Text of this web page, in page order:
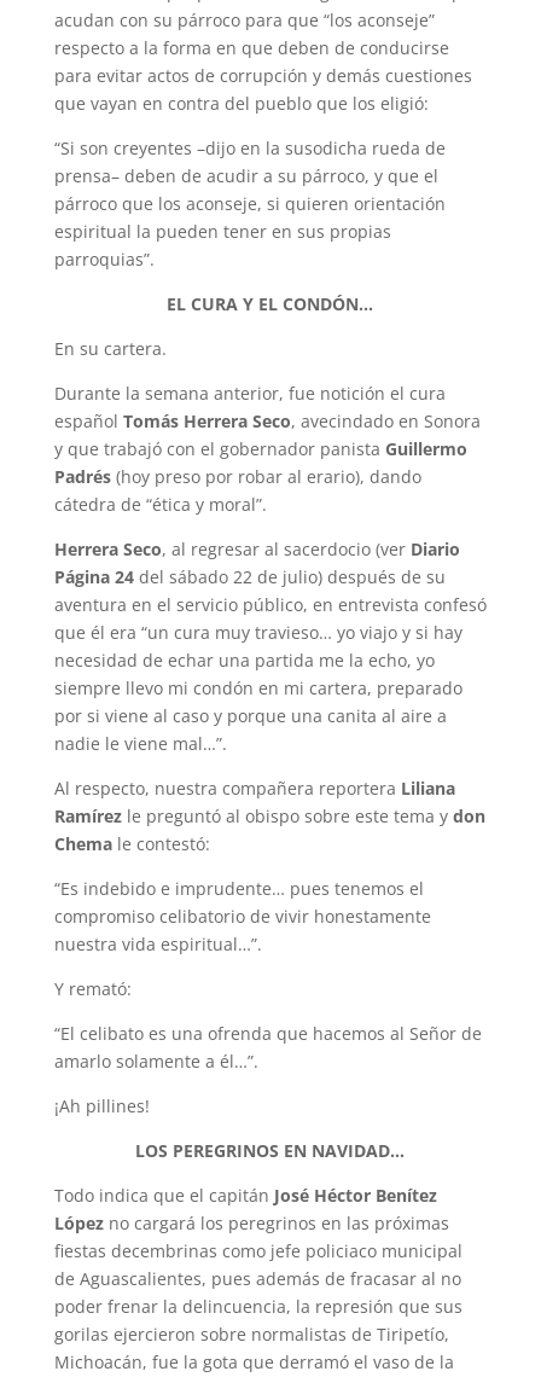
acudan con su párroco para que “los aconseje”
respecto a la forma en que deben de conducirse
para evitar actos de corrupción y demás cuestiones
que vayan en contra del pueblo que los eligió:
“Si son creyentes –dijo en la susodicha rueda de
prensa– deben de acudir a su párroco, y que el
párroco que los aconseje, si quieren orientación
espiritual la pueden tener en sus propias
parroquias”.
EL CURA Y EL CONDÓN…
En su cartera.
Durante la semana anterior, fue notición el cura
español Tomás Herrera Seco, avecindado en Sonora
y que trabajó con el gobernador panista Guillermo
Padrés (hoy preso por robar al erario), dando
cátedra de “ética y moral”.
Herrera Seco, al regresar al sacerdocio (ver Diario
Página 24 del sábado 22 de julio) después de su
aventura en el servicio público, en entrevista confesó
que él era “un cura muy travieso… yo viajo y si hay
necesidad de echar una partida me la echo, yo
siempre llevo mi condón en mi cartera, preparado
por si viene al caso y porque una canita al aire a
nadie le viene mal…”.
Al respecto, nuestra compañera reportera Liliana
Ramírez le preguntó al obispo sobre este tema y don
Chema le contestó:
“Es indebido e imprudente… pues tenemos el
compromiso celibatorio de vivir honestamente
nuestra vida espiritual…”.
Y remató:
“El celibato es una ofrenda que hacemos al Señor de
amarlo solamente a él…”.
¡Ah pillines!
LOS PEREGRINOS EN NAVIDAD…
Todo indica que el capitán José Héctor Benítez
Lópezno cargará los peregrinos en las próximas
fiestas decembrinas como jefe policiaco municipal
de Aguascalientes, pues además de fracasar al no
poder frenar la delincuencia, la represión que sus
gorilas ejercieron sobre normalistas de Tiripetío,
Michoacán, fue la gota que derramó el vaso de la